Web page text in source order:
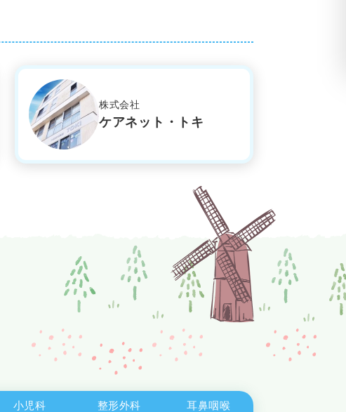
株式会社
ケアネット・トキ
小児科 整形外科 耳鼻咽喉